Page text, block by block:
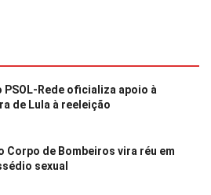
PSOL-Rede oficializa apoio à
de Lula à reeleição
Corpo de Bombeiros vira réu em
sexual